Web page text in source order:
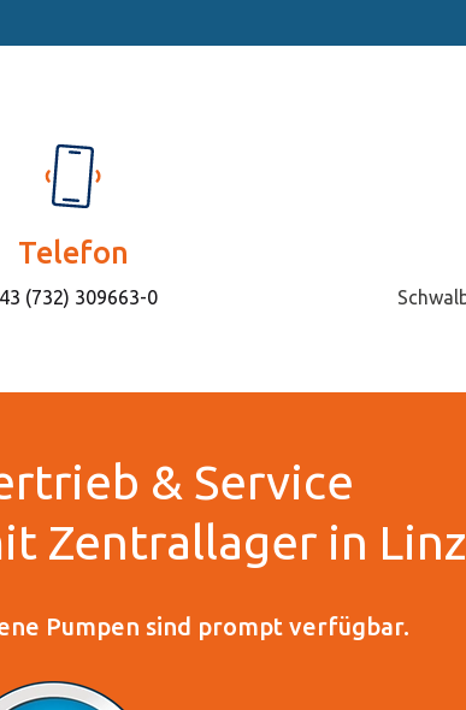
Telefon
(732) 309663-0
& Service
Zentrallager in Linz
Pumpen sind prompt verfügbar.